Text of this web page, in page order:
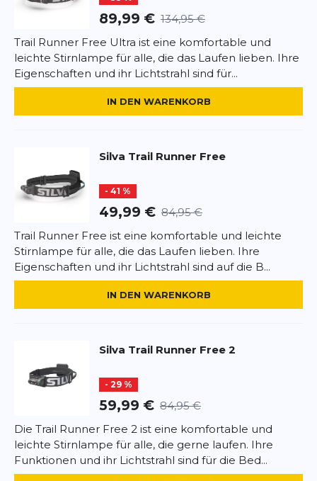
max. 27 Meter (bei 50 Lumen).
max. 12,5 Stunden (bei 50 Lumen, mit Batterie) - max. 3
Stunden (bei 500 Lumen, mit Batterie) - max. 18,5 Stunden
(bei 50 Lumen, mit Batterien) max. 2 Stunden (bei 450
Lumen, mit Batterien)
*Pflichtfelder
89,99 € 134,95 €
Trail Runner Free Ultra ist eine komfortable und
leichte Stirnlampe für alle, die das Laufen lieben. Ihre
Eigenschaften und ihr Lichtstrahl sind für...
IN DEN WARENKORB
Silva Trail Runner Free
- 41 %
49,99 € 84,95 €
Trail Runner Free ist eine komfortable und leichte
Stirnlampe für alle, die das Laufen lieben. Ihre
Eigenschaften und ihr Lichtstrahl sind auf die B...
IN DEN WARENKORB
Silva Trail Runner Free 2
- 29 %
59,99 € 84,95 €
Die Trail Runner Free 2 ist eine komfortable und
leichte Stirnlampe für alle, die gerne laufen. Ihre
Funktionen und ihr Lichtstrahl sind für die Bed...